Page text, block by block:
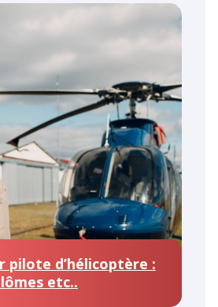
pilote d’hélicoptère :
etc..